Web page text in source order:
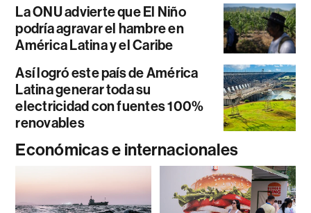
La ONU advierte que El Niño
podría agravar el hambre en
América Latina y el Caribe
Así logró este país de América
Latina generar toda su
electricidad con fuentes 100%
renovables
Económicas e internacionales